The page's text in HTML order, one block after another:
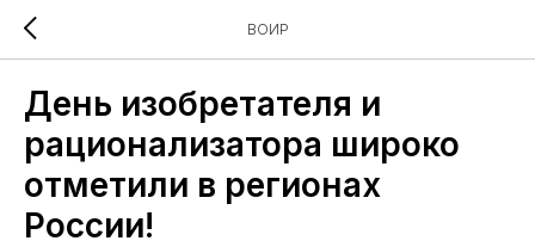
ВОИР
День изобретателя и
рационализатора широко
отметили в регионах
России!